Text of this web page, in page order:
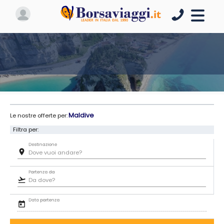
Le nostre offerte per:Maldive
Filtra per:
room
Destinazione
flight_takeoff
Partenza da
today
Data partenza